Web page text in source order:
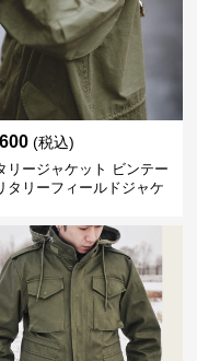
(税込)
リージャケット ビンテー
タリーフィールドジャケ